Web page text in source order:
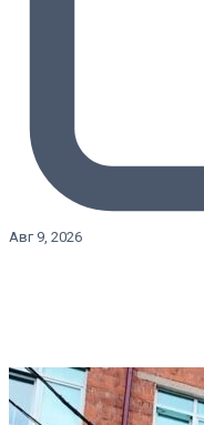
Авг 9, 2026